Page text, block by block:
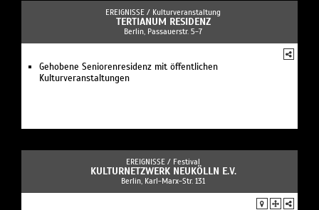
EREIGNISSE / Kulturveranstaltung
TERTIANUM RESIDENZ
Berlin, Passauerstr. 5-7
Gehobene Seniorenresidenz mit öffentlichen
Kulturveranstaltungen
EREIGNISSE / Festival
KULTURNETZWERK NEUKÖLLN E.V.
Berlin, Karl-Marx-Str. 131